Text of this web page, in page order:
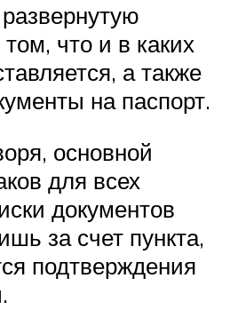
что и в каких
а также
на паспорт.
основной
для всех
документов
за счет пункта,
подтверждения